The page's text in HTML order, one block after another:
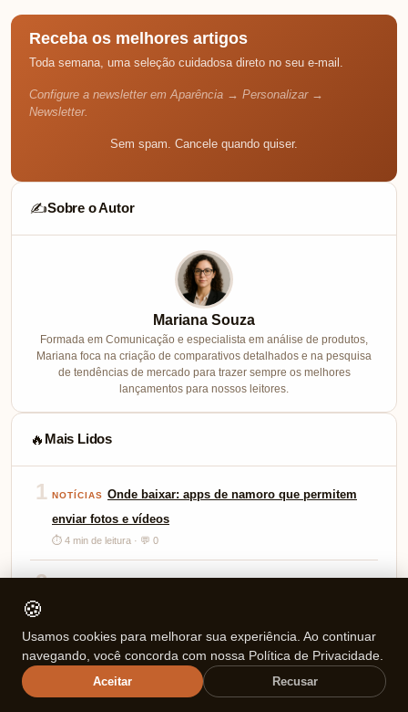
Descubra o que ele pode fazer por você!
com Bluetooth, Resistente à Água IP67 Ver na Amazon ⭐ Avaliação
Média:…
Somos participantes do Programa de Associados da
Amazon e podemos receber comissão pelas compras
feitas através dos nossos links, sem custo adicional
para você.
Configure a newsletter em Aparência → Personalizar →
Newsletter.
🍪
Usamos cookies para melhorar sua experiência. Ao continuar
navegando, você concorda com nossa Política de Privacidade.
Aceitar Recusar